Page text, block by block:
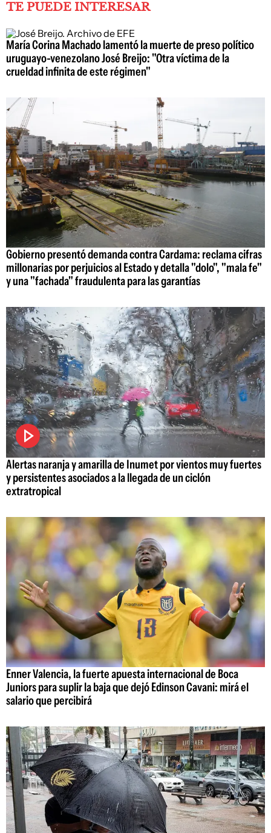
TE PUEDE INTERESAR
María Corina Machado lamentó la muerte de preso político
uruguayo-venezolano José Breijo: "Otra víctima de la
crueldad infinita de este régimen"
Gobierno presentó demanda contra Cardama: reclama cifras
millonarias por perjuicios al Estado y detalla "dolo", "mala fe"
y una "fachada" fraudulenta para las garantías
Alertas naranja y amarilla de Inumet por vientos muy fuertes
y persistentes asociados a la llegada de un ciclón
extratropical
Enner Valencia, la fuerte apuesta internacional de Boca
Juniors para suplir la baja que dejó Edinson Cavani: mirá el
salario que percibirá